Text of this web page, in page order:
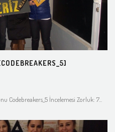
Codebreakers_5 İncelemesi Zorluk: 7...